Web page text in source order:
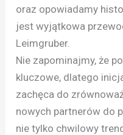
oraz opowiadamy
jest wyjątkowa
Leimgruber.
Nie zapominajmy, że
kluczowe, dlatego
zachęca do
nowych partnerów do
nie tylko chwilowy